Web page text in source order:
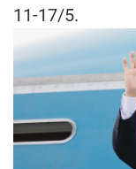
11-17/5.